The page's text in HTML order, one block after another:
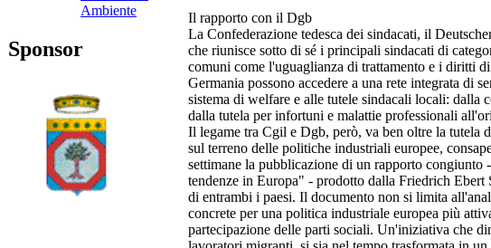
Ambiente
Sponsor
Il rapporto con il Dgb
La Confederazione tedesca dei sindacati, il
che riunisce sotto di sé i principali sindacati di
comuni come l'uguaglianza di trattamento e i diritti
Germania possono accedere a una rete integrata di
sistema di welfare e alle tutele sindacali locali: dalla
dalla tutela per infortuni e malattie professionali
Il legame tra Cgil e Dgb, però, va ben oltre la tutela
sul terreno delle politiche industriali europee,
settimane la pubblicazione di un rapporto
tendenze in Europa" - prodotto dalla Friedrich
di entrambi i paesi. Il documento non si limita
concrete per una politica industriale europea più
partecipazione delle parti sociali. Un'iniziativa che